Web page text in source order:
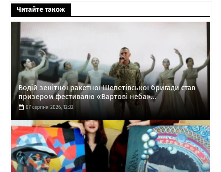
Читайте також
Водій зенітної ракетної Шепетівської бригади став
призером фестивалю «Вартові неба»...
07 серпня 2026, 12:32